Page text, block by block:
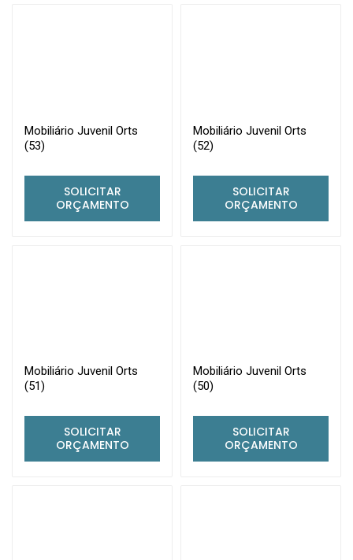
Mobiliário Juvenil Orts
(53)
SOLICITAR
ORÇAMENTO
Mobiliário Juvenil Orts
(52)
SOLICITAR
ORÇAMENTO
Mobiliário Juvenil Orts
(51)
SOLICITAR
ORÇAMENTO
Mobiliário Juvenil Orts
(50)
SOLICITAR
ORÇAMENTO